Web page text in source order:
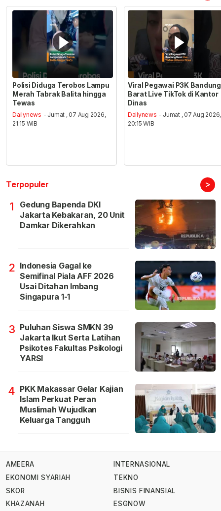
Polisi Diduga Terobos Lampu
Merah Tabrak Balita hingga
Tewas
Dailynews - Jumat , 07 Aug 2026,
21:15 WIB
Viral Pegawai P3K Bandung
Barat Live TikTok di Kantor
Dinas
Dailynews - Jumat , 07 Aug 2026,
20:15 WIB
Terpopuler >
1
Gedung Bapenda DKI
Jakarta Kebakaran, 20 Unit
Damkar Dikerahkan
2 Indonesia Gagal ke
Semifinal Piala AFF 2026
Usai Ditahan Imbang
Singapura 1-1
3 Puluhan Siswa SMKN 39
Jakarta Ikut Serta Latihan
Psikotes Fakultas Psikologi
YARSI
4 PKK Makassar Gelar Kajian
Islam Perkuat Peran
Muslimah Wujudkan
Keluarga Tangguh
AMEERA
EKONOMI SYARIAH
SKOR
KHAZANAH
INTERNASIONAL
TEKNO
BISNIS FINANSIAL
ESGNOW